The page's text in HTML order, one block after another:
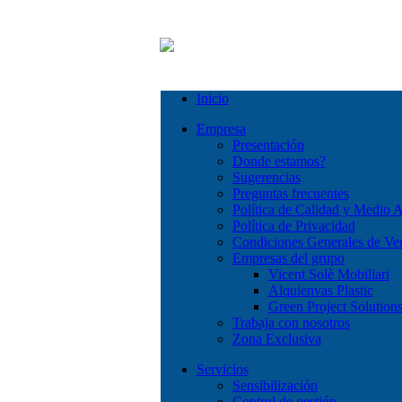
Inicio
Empresa
Presentación
Donde estamos?
Sugerencias
Preguntas frecuentes
Política de Calidad y Medio
Política de Privacidad
Condiciones Generales de
Empresas del grupo
Vicent Solè Mobiliari
Alquienvas Plastic
Green Project Solutions
Trabaja con nosotros
Zona Exclusiva
Servicios
Sensibilización